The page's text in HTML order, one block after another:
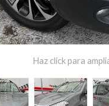
Haz click para